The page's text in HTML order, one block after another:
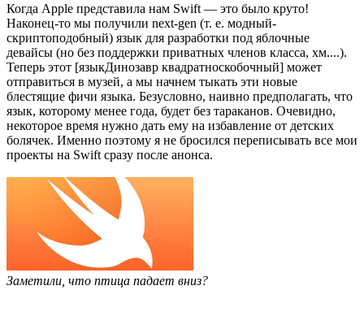
Когда Apple представила нам Swift — это было круто!
Наконец-то мы получили next-gen (т. е. модный-
скриптоподобный) язык для разработки под яблочные
девайсы (но без поддержки приватных членов класса, хм....).
Теперь этот [языкДинозавр квадратноскобочный] может
отправиться в музей, а мы начнем тыкать эти новые
блестящие фичи языка. Безусловно, наивно предполагать, что
язык, которому менее года, будет без тараканов. Очевидно,
некоторое время нужно дать ему на избавление от детских
болячек. Именно поэтому я не бросился переписывать все мои
проекты на Swift сразу после анонса.
Заметили, что птица падает вниз?